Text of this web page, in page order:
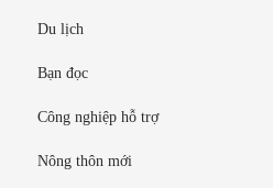
Du lịch
Bạn đọc
Công nghiệp hỗ trợ
Nông thôn mới